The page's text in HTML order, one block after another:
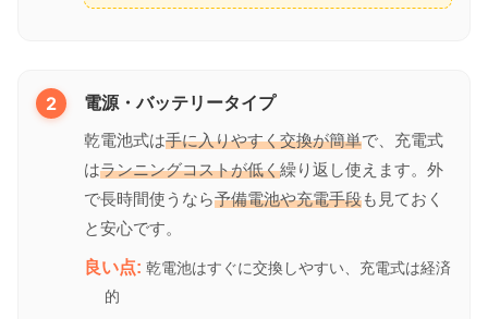
2 電源・バッテリータイプ
乾電池式は手に入りやすく交換が簡単で、充電式
はランニングコストが低く繰り返し使えます。外
で長時間使うなら予備電池や充電手段も見ておく
と安心です。
良い点: 乾電池はすぐに交換しやすい、充電式は経済
的